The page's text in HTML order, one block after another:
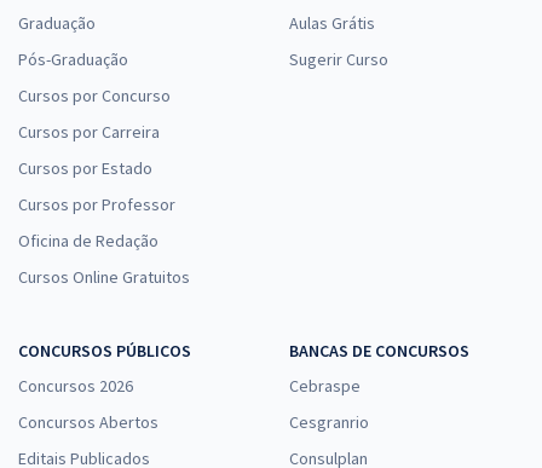
Graduação
Pós-Graduação
Cursos por Concurso
Cursos por Carreira
Cursos por Estado
Cursos por Professor
Oficina de Redação
Cursos Online Gratuitos
Aulas Grátis
Sugerir Curso
CONCURSOS PÚBLICOS
Concursos 2026
Concursos Abertos
Editais Publicados
BANCAS DE CONCURSOS
Cebraspe
Cesgranrio
Consulplan